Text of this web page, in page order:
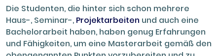
Die Studenten, die hinter sich schon mehrere
Haus-, Seminar-, Projektarbeiten und auch eine
Bachelorarbeit haben, haben genug Erfahrungen
und Fähigkeiten, um eine Masterarbeit gemäß den